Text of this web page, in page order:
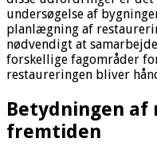
undersøgelse af
planlægning af
nødvendigt at
forskellige fagområder
restaureringen bliver
Betydningen
fremtiden